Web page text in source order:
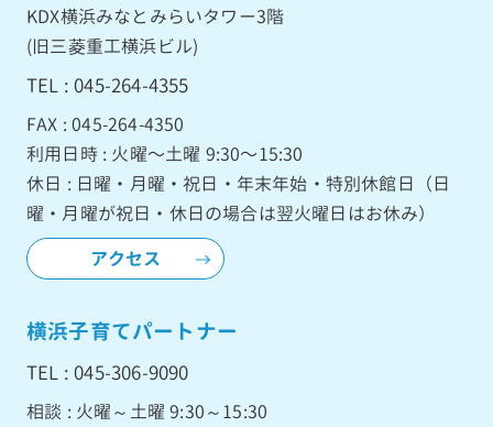
KDX横浜みなとみらいタワー3階
(旧三菱重工横浜ビル)
TEL : 045-264-4355
FAX : 045-264-4350
利用日時 : 火曜〜土曜 9:30〜15:30
休日 : 日曜・月曜・祝日・年末年始・特別休館日（日
曜・月曜が祝日・休日の場合は翌火曜日はお休み）
アクセス
横浜子育てパートナー
TEL : 045-306-9090
相談 : 火曜～土曜 9:30～15:30